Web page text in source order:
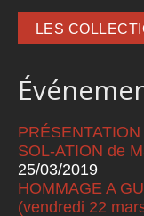
LES
SOL-ATION de
25/03/2019
HOMMAGE A
(vendredi 22